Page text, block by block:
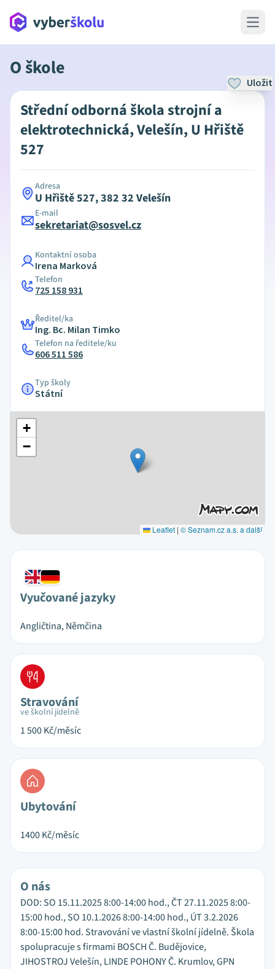
Open
O škole
Uložit
Střední odborná škola strojní a
elektrotechnická, Velešín, U Hřiště
527
Adresa
U Hřiště 527, 382 32 Velešín
E-mail
sekretariat@sosvel.cz
Kontaktní osoba
Irena Marková
Telefon
725 158 931
Ředitel/ka
Ing. Bc. Milan Timko
Telefon na ředitele/ku
606 511 586
Typ školy
Státní
+
−
Leaflet | © Seznam.cz a.s. a další
Vyučované jazyky
Angličtina, Němčina
Stravování
ve školní jídelně
1 500Kč/měsíc
Ubytování
1400Kč/měsíc
O nás
DOD: SO 15.11.2025 8:00-14:00 hod., ČT 27.11.2025 8:00-
15:00 hod., SO 10.1.2026 8:00-14:00 hod., ÚT 3.2.2026
8:00-15:00 hod. Stravování ve vlastní školní jídelně. Škola
spolupracuje s firmami BOSCH Č. Budějovice,
JIHOSTROJ Velešín, LINDE POHONY Č. Krumlov, GPN